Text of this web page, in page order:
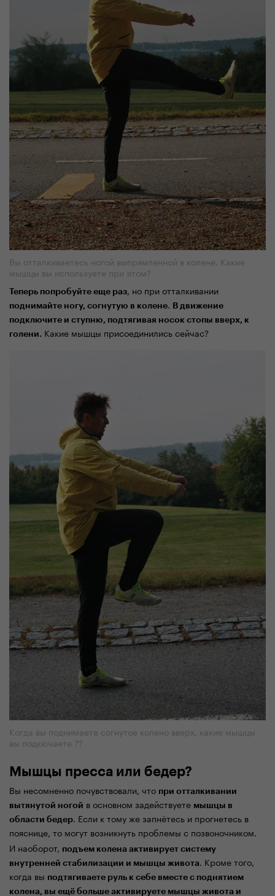
Вы отталкиваетесь ногой выпрямленной в колене. Какие
мышцы вы используете при этом?
Теперь попробуйте еще раз, но при отталкивании
поднимайте ногу, согнутую в колене. В движение
подключите и ступню, подтягивая носок стопы вверх, к
голени. Какие мышцы присоединились сейчас?
Когда вы поднимаете согнутое колено вверх, какие мышцы
вы подкючаете ??
Мышцы пресса или бедер?
Вы несомненно почувствовали, что при отталкивании
вытянутой ногой в основном задействуете мышцы в
области бедер. Если к тому же запнётесь и прогнетесь в
пояснице, то могут возникнуть проблемы с позвоночником.
И наоборот, подъем колена активирует систему
внутренней стабилизации и мышцы живота. Кроме того,
когда вы подтягиваете руль к себе вместе с поднятием
колена, вы ещё больше активируете мышцы живота и